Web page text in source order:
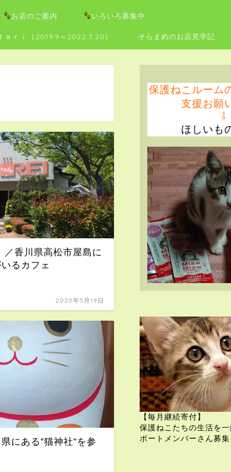
お店のご案内 いろいろ募集中
ａｒｉ（2019.9～2022.3.20） そらまめのお店見学記
／香川県高松市屋島に
るカフェ
2020年5月19日
にある”猫神社”を参
保護ねこルーム
支援お願
⇩
ほしいも
【毎月継続寄付】
保護ねこたちの生活を
ポートメンバーさん募集